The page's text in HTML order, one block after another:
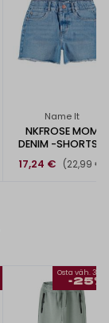
Name It
NKFROSE MOM
DENIM -SHORTSIT
17,24 €
(22,99 €)
Osta väh. 3,
-25%